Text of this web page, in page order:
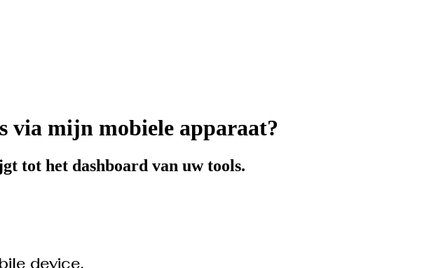
via mijn mobiele apparaat?
tot het dashboard van uw tools.